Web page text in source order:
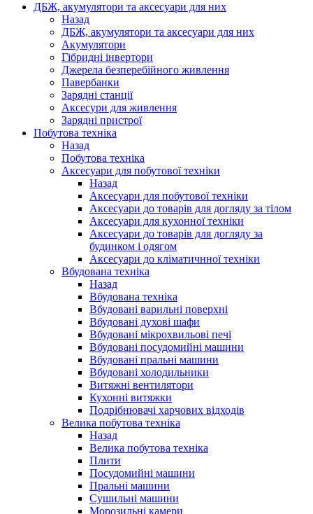
ДБЖ, акумулятори та аксесуари для них
Назад
ДБЖ, акумулятори та аксесуари для них
Акумулятори
Гібридні інвертори
Джерела безперебійного живлення
Павербанки
Зарядні станції
Аксесури для живлення
Зарядні пристрої
Побутова техніка
Назад
Побутова техніка
Аксесуари для побутової техніки
Назад
Аксесуари для побутової техніки
Аксесуари до товарів для догляду за тілом
Аксесуари для кухонної техніки
Аксесуари до товарів для догляду за
будинком і одягом
Аксесуари до кліматичнної техніки
Вбудована техніка
Назад
Вбудована техніка
Вбудовані варильні поверхні
Вбудовані духові шафи
Вбудовані мікрохвильові печі
Вбудовані посудомийні машини
Вбудовані пральні машини
Вбудовані холодильники
Витяжні вентилятори
Кухонні витяжки
Подрібнювачі харчових відходів
Велика побутова техніка
Назад
Велика побутова техніка
Плити
Посудомийні машини
Пральні машини
Сушильні машини
Морозильні камери